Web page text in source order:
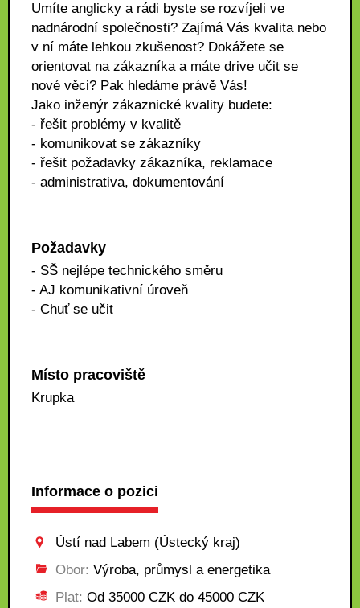
Umíte anglicky a rádi byste se rozvíjeli ve
nadnárodní společnosti? Zajímá Vás kvalita nebo
v ní máte lehkou zkušenost? Dokážete se
orientovat na zákazníka a máte drive učit se
nové věci? Pak hledáme právě Vás!
Jako inženýr zákaznické kvality budete:
- řešit problémy v kvalitě
- komunikovat se zákazníky
- řešit požadavky zákazníka, reklamace
- administrativa, dokumentování
Požadavky
- SŠ nejlépe technického směru
- AJ komunikativní úroveň
- Chuť se učit
Místo pracoviště
Krupka
Informace o pozici
Ústí nad Labem (Ústecký kraj)
Obor: Výroba, průmysl a energetika
Plat: Od 35000 CZK do 45000 CZK